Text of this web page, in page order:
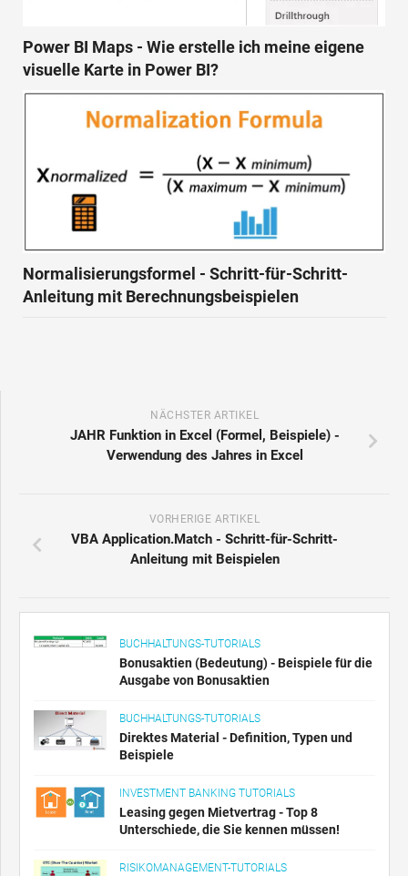
Power BI Maps - Wie erstelle ich meine eigene
visuelle Karte in Power BI?
Normalisierungsformel - Schritt-für-Schritt-
Anleitung mit Berechnungsbeispielen
NÄCHSTER ARTIKEL
JAHR Funktion in Excel (Formel, Beispiele) -
Verwendung des Jahres in Excel
VORHERIGE ARTIKEL
VBA Application.Match - Schritt-für-Schritt-
Anleitung mit Beispielen
BUCHHALTUNGS-TUTORIALS
Bonusaktien (Bedeutung) - Beispiele für die
Ausgabe von Bonusaktien
BUCHHALTUNGS-TUTORIALS
Direktes Material - Definition, Typen und
Beispiele
INVESTMENT BANKING TUTORIALS
Leasing gegen Mietvertrag - Top 8
Unterschiede, die Sie kennen müssen!
RISIKOMANAGEMENT-TUTORIALS